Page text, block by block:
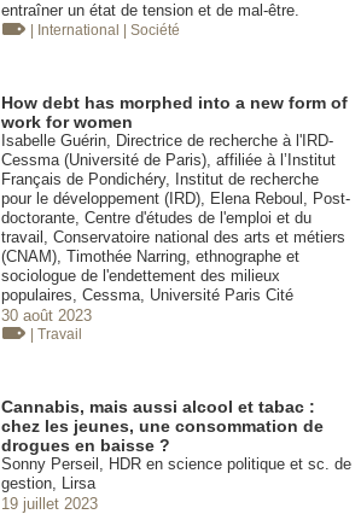
entraîner un état de tension et de mal-être.
| International | Société
How debt has morphed into a new form of
work for women
Isabelle Guérin, Directrice de recherche à l'IRD-
Cessma (Université de Paris), affiliée à l’Institut
Français de Pondichéry, Institut de recherche
pour le développement (IRD), Elena Reboul, Post-
doctorante, Centre d'études de l'emploi et du
travail, Conservatoire national des arts et métiers
(CNAM), Timothée Narring, ethnographe et
sociologue de l'endettement des milieux
populaires, Cessma, Université Paris Cité
30 août 2023
| Travail
Cannabis, mais aussi alcool et tabac :
chez les jeunes, une consommation de
drogues en baisse ?
Sonny Perseil, HDR en science politique et sc. de
gestion, Lirsa
19 juillet 2023